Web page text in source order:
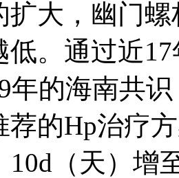
扩大，幽门
低。通过近
年的海南共
荐的Hp治疗
10d（天）增